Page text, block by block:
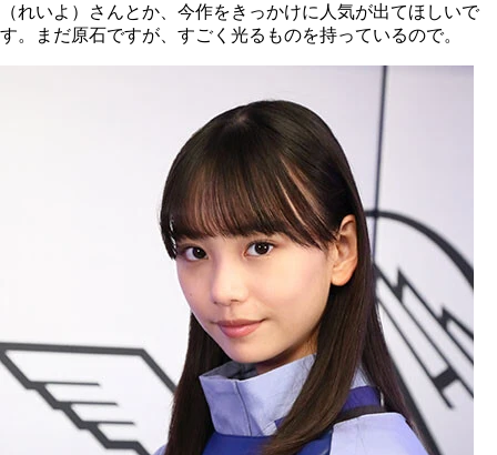
（れいよ）さんとか、今作をきっかけに人気が出てほしいで
す。まだ原石ですが、すごく光るものを持っているので。